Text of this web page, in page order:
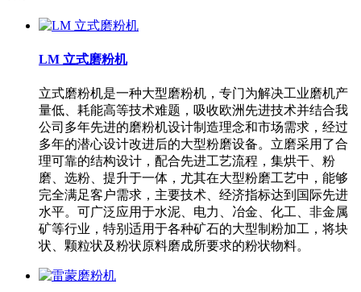
LM 立式磨粉机
立式磨粉机是一种大型磨粉机，专门为解决工业磨机产
量低、耗能高等技术难题，吸收欧洲先进技术并结合我
公司多年先进的磨粉机设计制造理念和市场需求，经过
多年的潜心设计改进后的大型粉磨设备。立磨采用了合
理可靠的结构设计，配合先进工艺流程，集烘干、粉
磨、选粉、提升于一体，尤其在大型粉磨工艺中，能够
完全满足客户需求，主要技术、经济指标达到国际先进
水平。可广泛应用于水泥、电力、冶金、化工、非金属
矿等行业，特别适用于各种矿石的大型制粉加工，将块
状、颗粒状及粉状原料磨成所要求的粉状物料。